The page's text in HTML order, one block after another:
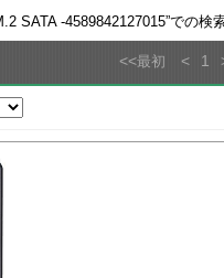
SATA -4589842127015”での検
<<最初 < 1